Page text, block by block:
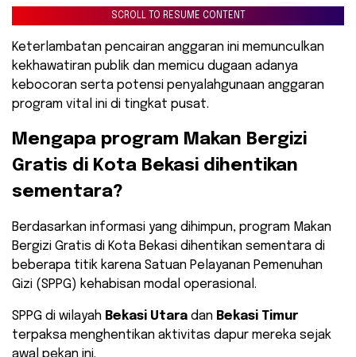
SCROLL TO RESUME CONTENT
Keterlambatan pencairan anggaran ini memunculkan
kekhawatiran publik dan memicu dugaan adanya
kebocoran serta potensi penyalahgunaan anggaran
program vital ini di tingkat pusat.
​Mengapa program Makan Bergizi
Gratis di Kota Bekasi dihentikan
sementara?
​Berdasarkan informasi yang dihimpun, program Makan
Bergizi Gratis di Kota Bekasi dihentikan sementara di
beberapa titik karena Satuan Pelayanan Pemenuhan
Gizi (SPPG) kehabisan modal operasional.
SPPG di wilayah Bekasi Utara dan Bekasi Timur
terpaksa menghentikan aktivitas dapur mereka sejak